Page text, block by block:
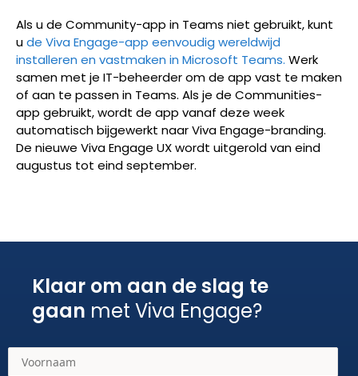
Als u de Community-app in Teams niet gebruikt, kunt
ude Viva Engage-app eenvoudig wereldwijd
installeren en vastmaken in Microsoft Teams. Werk
samen met je IT-beheerder om de app vast te maken
of aan te passen in Teams. Als je de Communities-
app gebruikt, wordt de app vanaf deze week
automatisch bijgewerkt naar Viva Engage-branding.
De nieuwe Viva Engage UX wordt uitgerold van eind
augustus tot eind september.
Klaar om aan de slag te
gaan met Viva Engage?